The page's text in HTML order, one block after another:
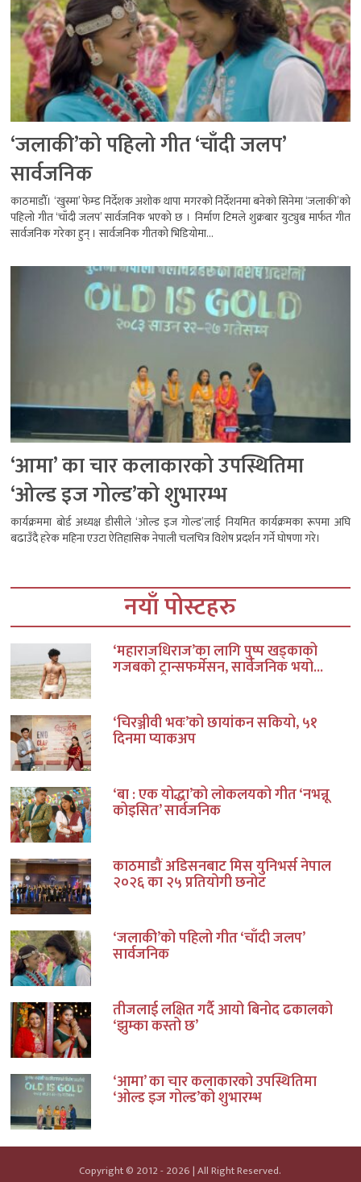
‘जलाकी’को पहिलो गीत ‘चाँदी जलप’
सार्वजनिक
काठमाडौँ। ‘खुस्मा’ फेम्ड निर्देशक अशोक थापा मगरको निर्देशनमा बनेको सिनेमा ‘जलाकी’को
पहिलो गीत ‘चाँदी जलप’ सार्वजनिक भएको छ । निर्माण टिमले शुक्रबार युट्युब मार्फत गीत
सार्वजनिक गरेका हुन् । सार्वजनिक गीतको भिडियोमा...
‘आमा’ का चार कलाकारको उपस्थितिमा
‘ओल्ड इज गोल्ड’को शुभारम्भ
कार्यक्रममा बोर्ड अध्यक्ष डीसीले ‘ओल्ड इज गोल्ड’लाई नियमित कार्यक्रमका रूपमा अघि
बढाउँदै हरेक महिना एउटा ऐतिहासिक नेपाली चलचित्र विशेष प्रदर्शन गर्ने घोषणा गरे।
नयाँ पोस्टहरु
‘महाराजधिराज’का लागि पुष्प खड्काको
गजबको ट्रान्सफर्मेसन, सार्वजनिक भयो...
‘चिरञ्जीवी भवः’को छायांकन सकियो, ५१
दिनमा प्याकअप
‘बा : एक योद्धा’को लोकलयको गीत ‘नभन्नू
कोइसित’ सार्वजनिक
काठमाडौं अडिसनबाट मिस युनिभर्स नेपाल
२०२६ का २५ प्रतियोगी छनोट
‘जलाकी’को पहिलो गीत ‘चाँदी जलप’
सार्वजनिक
तीजलाई लक्षित गर्दै आयो बिनोद ढकालको
‘झुम्का कस्तो छ’
‘आमा’ का चार कलाकारको उपस्थितिमा
‘ओल्ड इज गोल्ड’को शुभारम्भ
Copyright © 2012 - 2026 | All Right Reserved.